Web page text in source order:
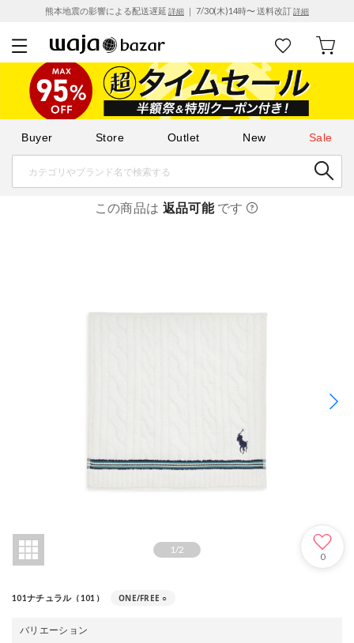
熊本地震の影響による配送遅延 詳細 ｜ 7/30(木)14時〜 送料改訂詳細
Buyer Store Outlet New Sale
この商品は 返品可能です
1 /2
0
101ナチュラル（101） ONE/FREE ○
バリエーション